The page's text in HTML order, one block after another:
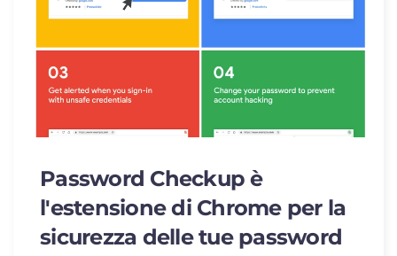
Password Checkup è
l'estensione di Chrome per la
sicurezza delle tue password